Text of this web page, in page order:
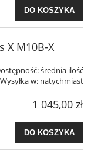
DO KOSZYKA
X M10B-X
średnia ilość
Wysyłka w: natychmiast
1 045,00 zł
DO KOSZYKA